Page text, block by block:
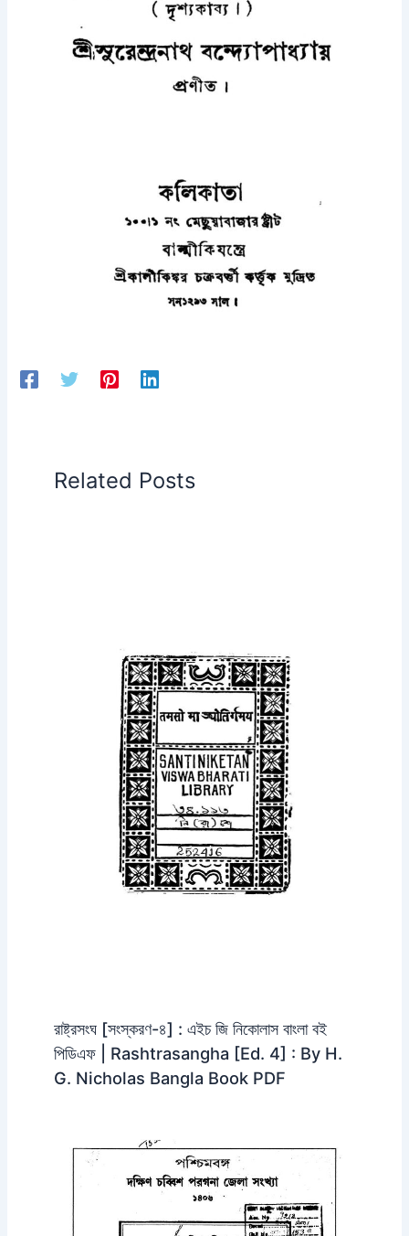
Related Posts
রাষ্ট্রসংঘ [সংস্করণ-৪] : এইচ জি নিকোলাস বাংলা বই
পিডিএফ | Rashtrasangha [Ed. 4] : By H.
G. Nicholas Bangla Book PDF